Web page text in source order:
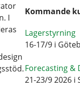
I
Kommande
Lagerstyrning
16-17/9 i
Forecasting &
21-23/9 2026 i